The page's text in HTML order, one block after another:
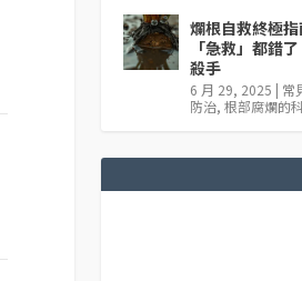
爛根自救終極
「急救」都錯
殺手
6 月 29, 2025 | 常
防治,根部腐爛的